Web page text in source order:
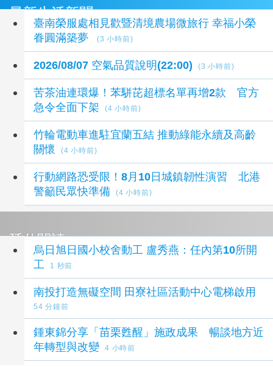
最新生活新聞
臺南榮服處相見歡暨清境農場微旅行 幸福小榮
眷圓滿築夢
(3 小時前)
2026/08/07 空氣品質說明(22:00) (3 小時前)
苦茶油連環爆！苯駢芘超標名單再增2款 官方
急令全面下架
(4 小時前)
竹輪電動車進駐宜蘭五結 推動綠能永續及高齡
關懷
(4 小時前)
行動網路恐受限！8月10日城鎮韌性演習 北港
警籲民眾快準備
(4 小時前)
延伸閱讀
烏日旭日國小校舍動工 盧秀燕：任內第10所開
工
1 秒前
南投打造無礙空間 田寮社區活動中心電梯啟用
54 分鐘前
鍾東錦分享「苗栗甦醒」施政成果 暢談地方近
年轉型與改變
4 小時前